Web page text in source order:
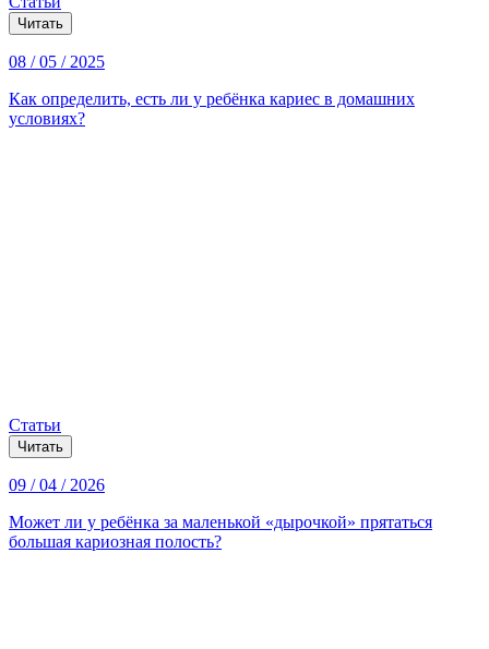
Читать
08 / 05 / 2025
Как определить, есть ли у ребёнка кариес в домашних
условиях?
Статьи
Читать
09 / 04 / 2026
Может ли у ребёнка за маленькой «дырочкой» прятаться
большая кариозная полость?